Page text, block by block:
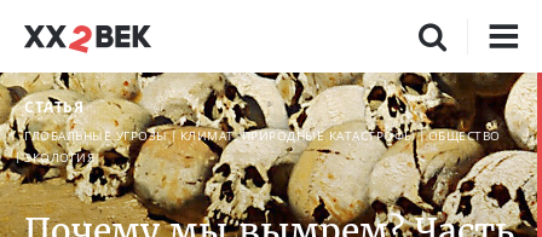
СТАТЬЯ
ГЛОБАЛЬНЫЕ УГРОЗЫ КЛИМАТ, ПРИРОДНЫЕ КАТАСТРОФЫ
ОБЩЕСТВО
ЭКОЛОГИЯ